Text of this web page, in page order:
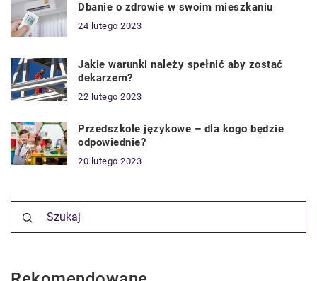
Dbanie o zdrowie w swoim mieszkaniu
24 lutego 2023
Jakie warunki należy spełnić aby zostać
dekarzem?
22 lutego 2023
Przedszkole językowe – dla kogo będzie
odpowiednie?
20 lutego 2023